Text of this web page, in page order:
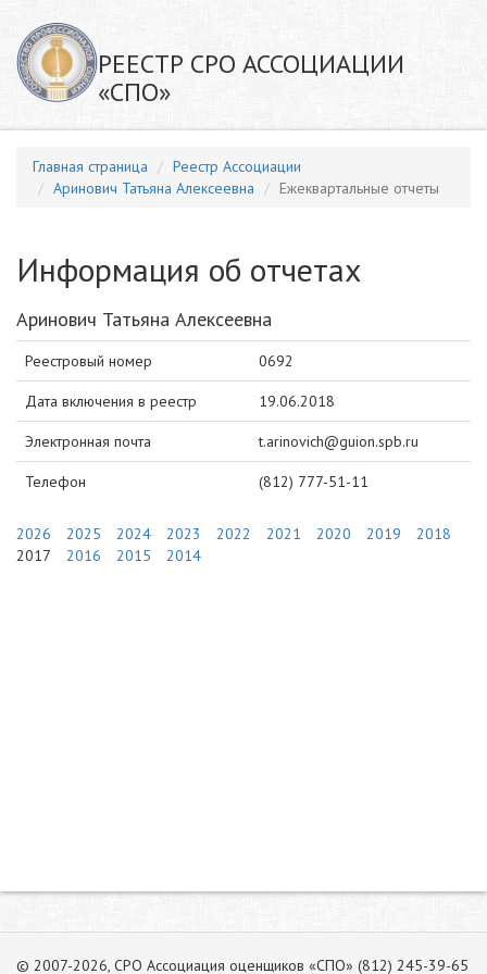
РЕЕСТР СРО АССОЦИАЦИИ
«СПО»
Главная страница
Реестр Ассоциации
Аринович Татьяна Алексеевна
Ежеквартальные отчеты
Информация об отчетах
Аринович Татьяна Алексеевна
Реестровый номер 0692
Дата включения в реестр 19.06.2018
Электронная почта t.arinovich@guion.spb.ru
Телефон (812) 777-51-11
2026 2025 2024 2023 2022 2021 2020 2019
2018
2017
2016 2015 2014
© 2007-2026, СРО Ассоциация оценщиков «СПО» (812) 245-39-65